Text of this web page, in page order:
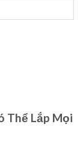
Thể Lắp Mọi